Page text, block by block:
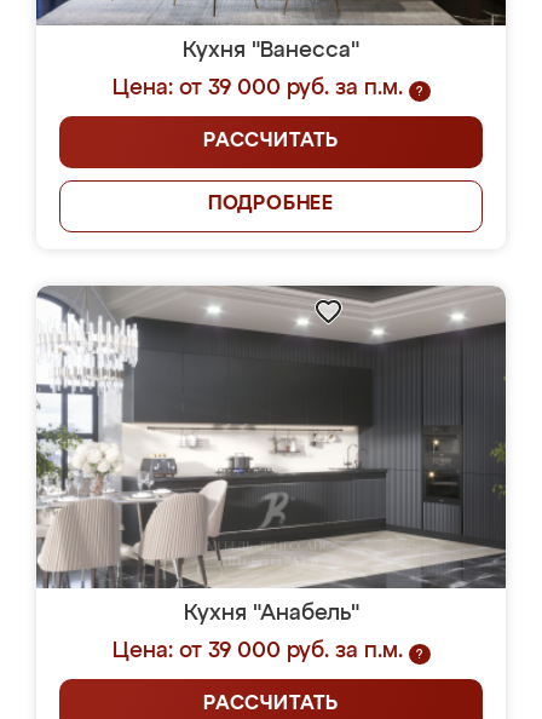
Кухня "Ванесса"
Цена: от 39 000 руб. за п.м.
?
РАССЧИТАТЬ
ПОДРОБНЕЕ
Кухня "Анабель"
Цена: от 39 000 руб. за п.м.
?
РАССЧИТАТЬ